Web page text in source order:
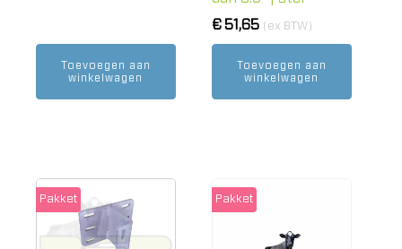
Toevoegen aan
winkelwagen
€51,65 (ex BTW)
Toevoegen aan
winkelwagen
Pakket Pakket